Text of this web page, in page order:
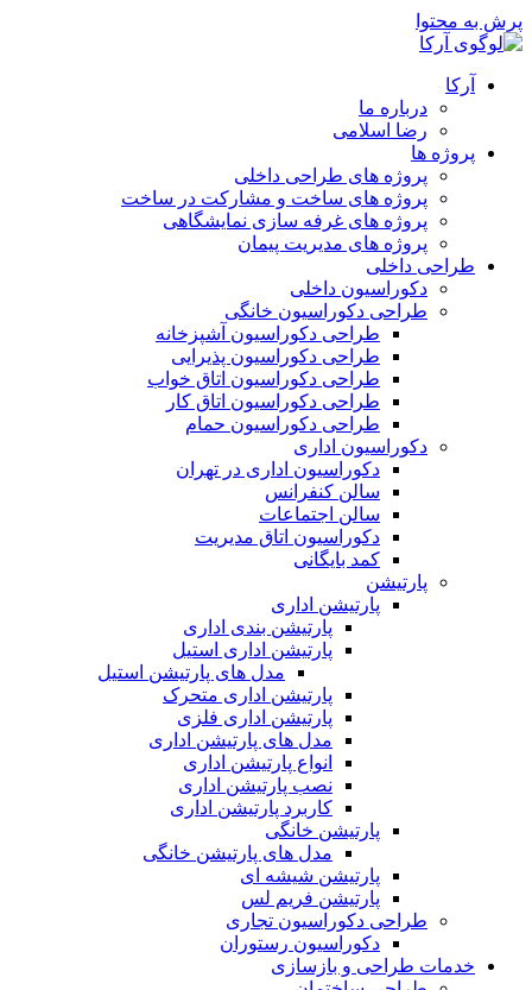
پرش به محتوا
آرکا
درباره ما
رضا اسلامی
پروژه ها
پروژه های طراحی داخلی
پروژه های ساخت و مشارکت در ساخت
پروژه های غرفه سازی نمایشگاهی
پروژه های مدیریت پیمان
طراحی داخلی
دکوراسیون داخلی
طراحی دکوراسیون خانگی
طراحی دکوراسیون آشپزخانه
طراحی دکوراسیون پذیرایی
طراحی دکوراسیون اتاق خواب
طراحی دکوراسیون اتاق کار
طراحی دکوراسیون حمام
دکوراسیون اداری
دکوراسیون اداری در تهران
سالن کنفرانس
سالن اجتماعات
دکوراسیون اتاق مدیریت
کمد بایگانی
پارتیشن
پارتیشن اداری
پارتیشن بندی اداری
پارتیشن اداری استیل
مدل های پارتیشن استیل
پارتیشن اداری متحرک
پارتیشن اداری فلزی
مدل های پارتیشن اداری
انواع پارتیشن اداری
نصب پارتیشن اداری
کاربرد پارتیشن اداری
پارتیشن خانگی
مدل های پارتیشن خانگی
پارتیشن شیشه ای
پارتیشن فریم لس
طراحی دکوراسیون تجاری
دکوراسیون رستوران
خدمات طراحی و بازسازی